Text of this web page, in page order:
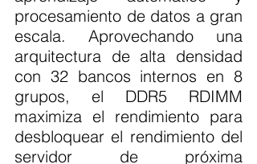
procesamiento de datos a gran
escala. Aprovechando una
arquitectura de alta densidad
con 32 bancos internos en 8
grupos, el DDR5 RDIMM
maximiza el rendimiento para
desbloquear el rendimiento del
servidor de próxima